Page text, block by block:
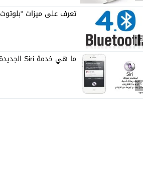
3
تعرف على ميزات “بلوتوث 4.0”
4
ما هي خدمة Siri الجديدة ؟